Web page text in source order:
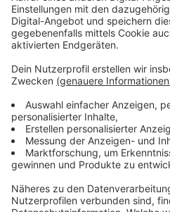
angestiegen, heißt es vom
Infos zum
https://
west.de/
term=Euskirchen
Veröffentlicht:Mittwoch,
Anzeige